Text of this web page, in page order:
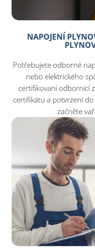
NAPOJENÍ
Potřebujete odborné
nebo elektrického
certifikovaní odborníci
certifikátu a potvrzení
začněte